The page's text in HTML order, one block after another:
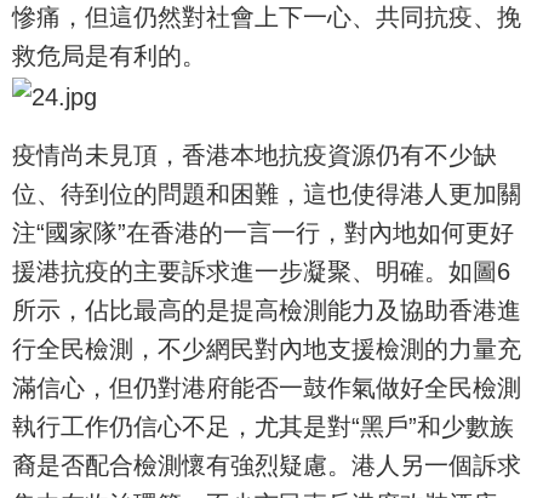
慘痛，但這仍然對社會上下一心、共同抗疫、挽
救危局是有利的。
疫情尚未見頂，香港本地抗疫資源仍有不少缺
位、待到位的問題和困難，這也使得港人更加關
注“國家隊”在香港的一言一行，對內地如何更好
援港抗疫的主要訴求進一步凝聚、明確。如圖6
所示，佔比最高的是提高檢測能力及協助香港進
行全民檢測，不少網民對內地支援檢測的力量充
滿信心，但仍對港府能否一鼓作氣做好全民檢測
執行工作仍信心不足，尤其是對“黑戶”和少數族
裔是否配合檢測懷有強烈疑慮。港人另一個訴求